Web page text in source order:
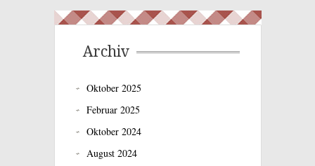
Archiv
Oktober 2025
Februar 2025
Oktober 2024
August 2024